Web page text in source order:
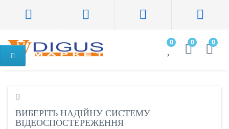
0 0 0
ВИБЕРІТЬ НАДІЙНУ СИСТЕМУ
ВІДЕОСПОСТЕРЕЖЕННЯ